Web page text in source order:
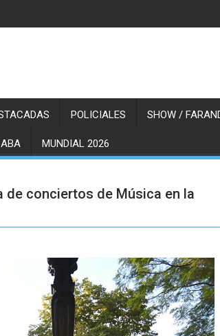
POLICIALES SHOW /
MUNDIAL 2026
de conciertos de Música en la